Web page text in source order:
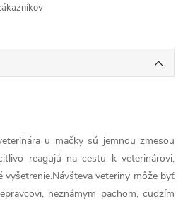
u mačky sú jemnou zmesou
reagujú na cestu k veterinárovi,
veteriny môže byť
neznámym pachom, cudzím